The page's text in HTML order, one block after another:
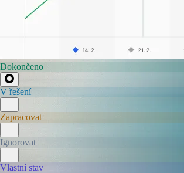
Dokončeno
V řešení
Zapracovat
Ignorovat
Vlastní stav